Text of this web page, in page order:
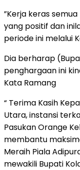
”Kerja keras
yang positif dan
periode ini melalui
Dia berharap
penghargaan ini
Kata Ramang
“ Terima Kasih
Utara, instansi
Pasukan Orange
membantu
Meraih Piala
mewakili Bupati